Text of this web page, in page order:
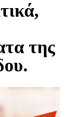
της